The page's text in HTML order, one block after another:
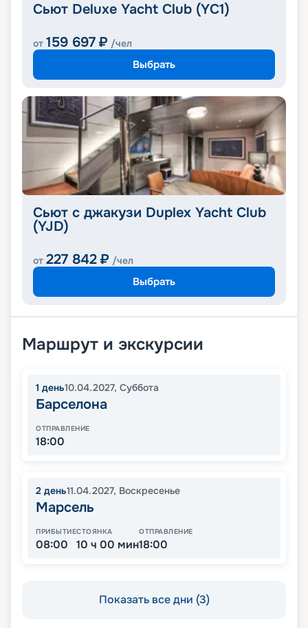
Сьют Deluxe Yacht Club (YC1)
от 159 697 ₽ /чел
Выбрать
Сьют с джакузи Duplex Yacht Club
(YJD)
от 227 842 ₽ /чел
Выбрать
Маршрут и экскурсии
1 день10.04.2027, Суббота
Барселона
ОТПРАВЛЕНИЕ
18:00
2 день11.04.2027, Воскресенье
Марсель
ПРИБЫТИЕ
08:00
СТОЯНКА
10 ч 00 мин
ОТПРАВЛЕНИЕ
18:00
Показать все дни (3)